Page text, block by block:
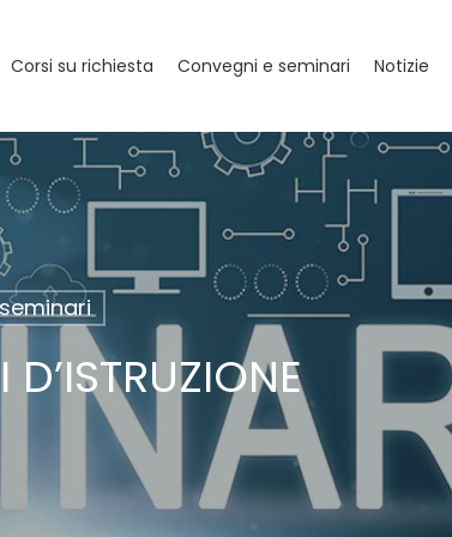
Corsi su richiesta Convegni e seminari Notizie